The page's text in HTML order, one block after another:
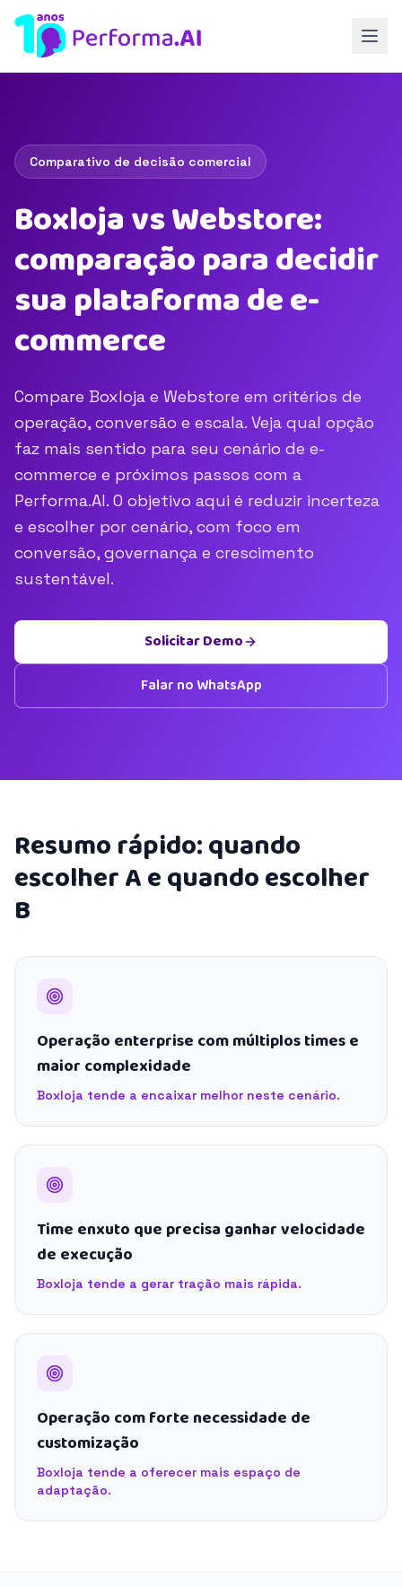
Comparativo de decisão comercial
Boxloja vs Webstore:
comparação para decidir
sua plataforma de e-
commerce
Compare Boxloja e Webstore em critérios de
operação, conversão e escala. Veja qual opção
faz mais sentido para seu cenário de e-
commerce e próximos passos com a
Performa.AI. O objetivo aqui é reduzir incerteza
e escolher por cenário, com foco em
conversão, governança e crescimento
sustentável.
Solicitar Demo
Falar no WhatsApp
Resumo rápido: quando
escolher A e quando escolher
B
Operação enterprise com múltiplos times e
maior complexidade
Boxloja tende a encaixar melhor neste cenário.
Time enxuto que precisa ganhar velocidade
de execução
Boxloja tende a gerar tração mais rápida.
Operação com forte necessidade de
customização
Boxloja tende a oferecer mais espaço de
adaptação.